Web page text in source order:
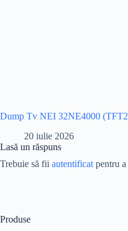
Dump Tv NEI 32NE4000
20 iulie 2026
Lasă un răspuns
Trebuie să fii autentificat pentru
Produse